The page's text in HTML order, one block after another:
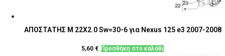
ΑΠΟΣΤΑΤΗΣ M 22X2.0 Sw=30-6 για Nexus 125 e3 2007-2008
5,60 € Προσθήκη στο καλάθι